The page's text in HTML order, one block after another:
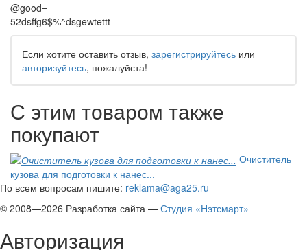
@good=
52dsffg6$%^dsgewtettt
Если хотите оставить отзыв, зарегистрируйтесь или
авторизуйтесь, пожалуйста!
С этим товаром также
покупают
Очиститель
кузова для подготовки к нанес...
По всем вопросам пишите: reklama@aga25.ru
© 2008—2026 Разработка сайта — Студия «Нэтсмарт»
Авторизация